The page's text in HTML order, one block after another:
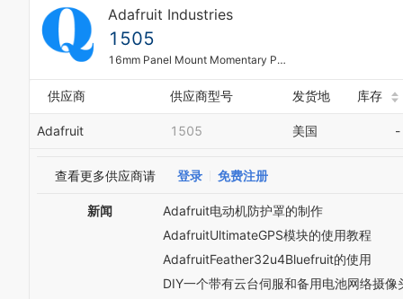
Adafruit Industries
1505
16mm Panel Mount Momentary Pushbutton - Black
供应商 供应商型号 发货地 库存
Adafruit 1505 美国 -
查看更多供应商请 登录 免费注册
新闻
Adafruit电动机防护罩的制作
AdafruitUltimateGPS模块的使用教程
AdafruitFeather32u4Bluefruit的使用
DIY一个带有云台伺服和备用电池网络摄像